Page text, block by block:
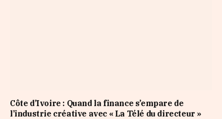
Côte d’Ivoire : Quand la finance s’empare de
l’industrie créative avec « La Télé du directeur »